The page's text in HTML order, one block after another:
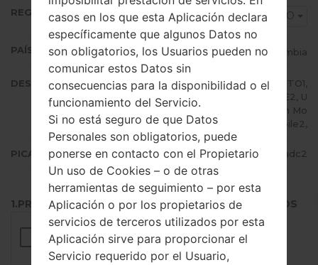
REGIÓN COO
PAÍS (UN/EL PAÍS) Colombia
DESCRIPCIÓN
Claro, Movistar, TIGO, ETB, EXITO1,
EXITO2, UFF1, UFF2, U NE1, UNE2, U
NE3, UNE4, Virgin Mobile1, Virgin Mo
bile2,
PICADILLO 2968a07172472dd84165ecc8d12fadc2
1.PRESIONE EL BOTÓN PARA CARGAR LOS ARCHIVOS
casos en los que esta Aplicación declara
específicamente que algunos Datos no
son obligatorios, los Usuarios pueden no
comunicar estos Datos sin
consecuencias para la disponibilidad o el
funcionamiento del Servicio.
Si no está seguro de que Datos
Personales son obligatorios, puede
ponerse en contacto con el Propietario
Un uso de Cookies – o de otras
herramientas de seguimiento – por esta
Aplicación o por los propietarios de
servicios de terceros utilizados por esta
Aplicación sirve para proporcionar el
Servicio requerido por el Usuario,